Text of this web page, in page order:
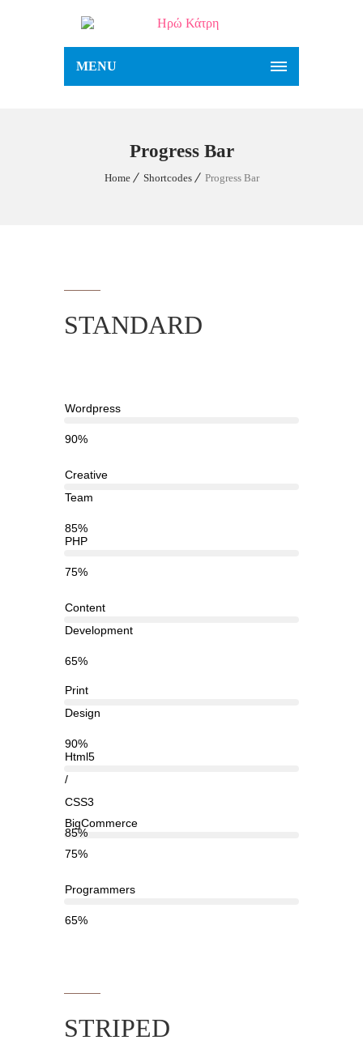
MENU
Progress Bar
Home Shortcodes Progress Bar
STANDARD
Wordpress
90%
Creative
Team
85%
PHP
75%
Content
Development
65%
Print
Design
90%
Html5
/
CSS3
85%
BigCommerce
75%
Programmers
65%
STRIPED